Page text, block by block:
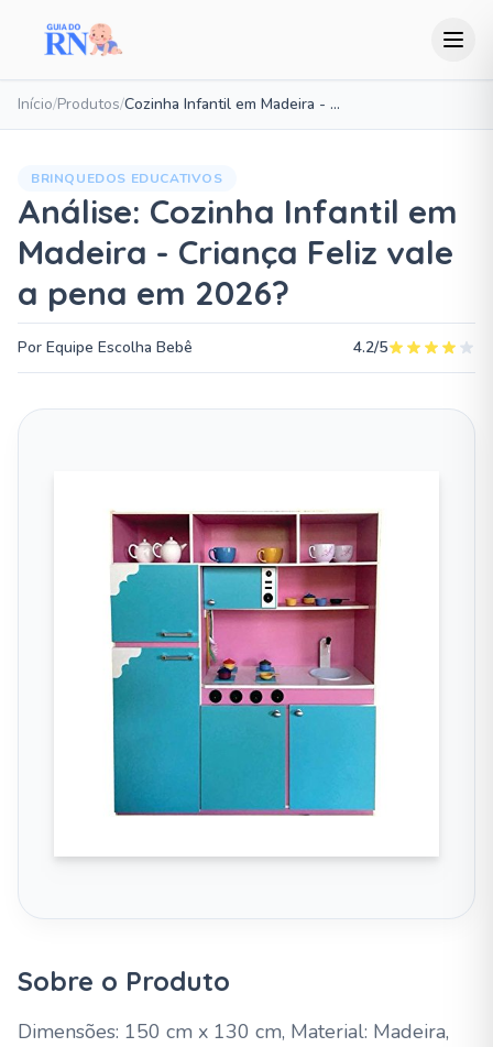
Início/Produtos/ Cozinha Infantil em Madeira - Criança Feliz
BRINQUEDOS EDUCATIVOS
Análise: Cozinha Infantil em
Madeira - Criança Feliz vale
a pena em 2026?
Por Equipe Escolha Bebê 4.2/5
Sobre o Produto
Dimensões: 150 cm x 130 cm, Material: Madeira,